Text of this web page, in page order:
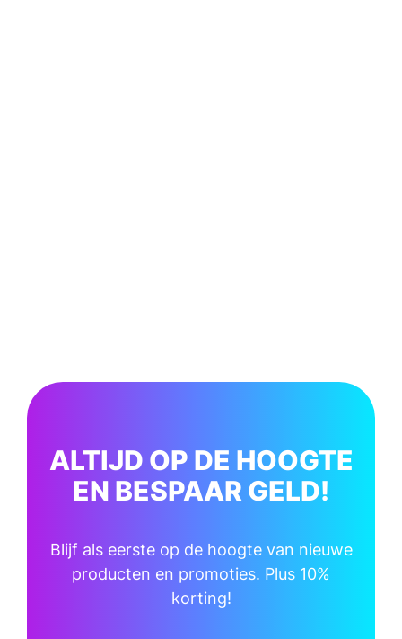
ALTIJD OP DE HOOGTE
EN BESPAAR GELD!
Blijf als eerste op de hoogte van nieuwe
producten en promoties. Plus 10%
korting!